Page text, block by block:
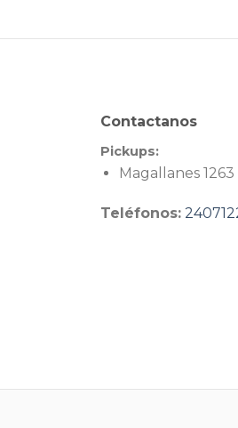
Contactanos
Pickups:
Magallanes 1263
Teléfonos: